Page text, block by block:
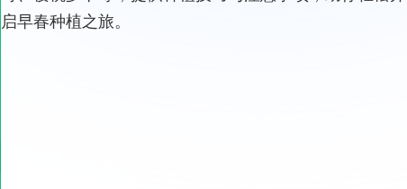
启早春种植之旅。